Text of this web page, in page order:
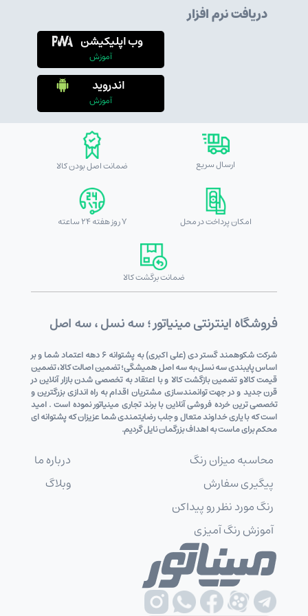
دریافت نرم افزار
وب اپلیکیشن
آموزش
اندروید
آموزش
ارسال سریع ضمانت اصل بودن کالا
امکان پرداخت در محل 7 روز هفته 24 ساعته
ضمانت برگشت کالا
فروشگاه اینترنتی مینیاتور ؛ سه نسل ، سه اصل
شرکت شکوهمند گستر دی (علی اکبری) به پشتوانه 6 دهه اعتماد شما و بر
اساس پایبندی سه نسل،به سه اصل همیشگی؛ تضمین اصالت کالا، تضمین
قیمت کالاو تضمین بازگشت کالا و با اعتقاد به تخصصی شدن بازار آنلاین در
قرن جدید و در جهت توانمندسازی مشتریان اقدام به راه اندازی بزرگترین و
تخصصی ترین خرده فروشی آنلاین با برند تجاری مینیاتور نموده است . امید
است که با یاری خداوند متعال و جلب رضایتمندی شما عزیزان که پشتوانه ای
محکم برای ماست به اهداف بزرگمان نایل گردیم.
محاسبه میزان رنگ
پیگیری سفارش
رنگ مورد نظر رو پیداکن
آموزش رنگ آمیزی
درباره ما
وبلاگ